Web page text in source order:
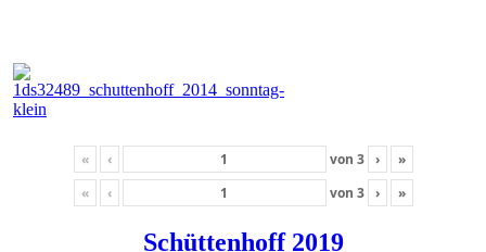
« ‹ von 3 ›
»
«
‹ von 3 › »
Schüttenhoff 2019